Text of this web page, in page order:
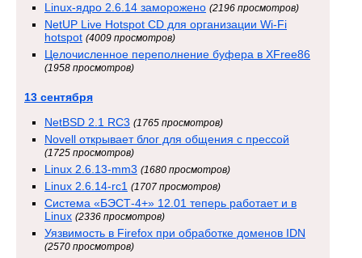
Linux-ядро 2.6.14 заморожено (2196 просмотров)
NetUP Live Hotspot CD для организации Wi-Fi
hotspot (4009 просмотров)
Целочисленное переполнение буфера в XFree86
(1958 просмотров)
13 сентября
NetBSD 2.1 RC3 (1765 просмотров)
Novell открывает блог для общения с прессой
(1725 просмотров)
Linux 2.6.13-mm3 (1680 просмотров)
Linux 2.6.14-rc1 (1707 просмотров)
Система «БЭСТ-4+» 12.01 теперь работает и в
Linux (2336 просмотров)
Уязвимость в Firefox при обработке доменов IDN
(2570 просмотров)